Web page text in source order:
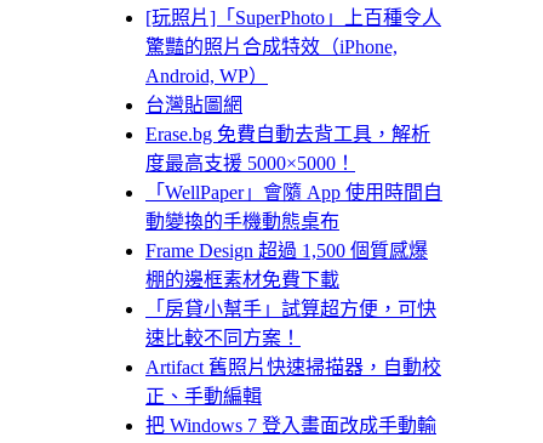
[玩照片]「SuperPhoto」上百種令人
驚豔的照片合成特效（iPhone,
Android, WP）
台灣貼圖網
Erase.bg 免費自動去背工具，解析
度最高支援 5000×5000！
「WellPaper」會隨 App 使用時間自
動變換的手機動態桌布
Frame Design 超過 1,500 個質感爆
棚的邊框素材免費下載
「房貸小幫手」試算超方便，可快
速比較不同方案！
Artifact 舊照片快速掃描器，自動校
正、手動編輯
把 Windows 7 登入畫面改成手動輸